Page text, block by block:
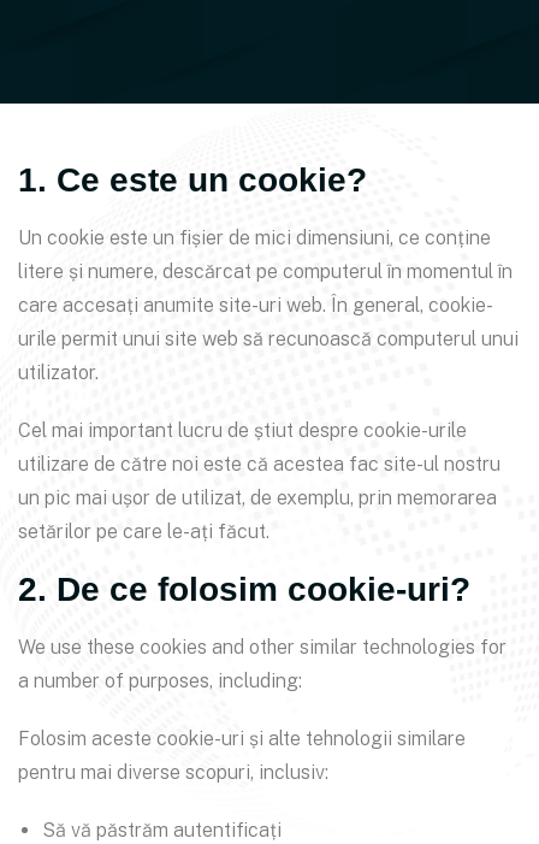
1. Ce este un cookie?
Un cookie este un fișier de mici dimensiuni, ce conține
litere și numere, descărcat pe computerul în momentul în
care accesați anumite site-uri web. În general, cookie-
urile permit unui site web să recunoască computerul unui
utilizator.
Cel mai important lucru de știut despre cookie-urile
utilizare de către noi este că acestea fac site-ul nostru
un pic mai ușor de utilizat, de exemplu, prin memorarea
setărilor pe care le-ați făcut.
2. De ce folosim cookie-uri?
We use these cookies and other similar technologies for
a number of purposes, including:
Folosim aceste cookie-uri și alte tehnologii similare
pentru mai diverse scopuri, inclusiv:
Să vă păstrăm autentificați